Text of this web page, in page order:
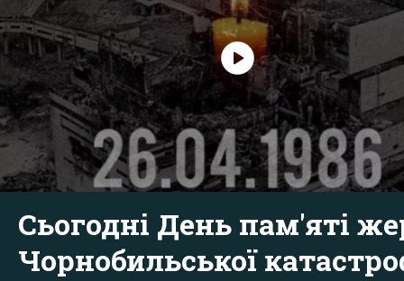
Сьогодні День пам'яті
Чорнобильської